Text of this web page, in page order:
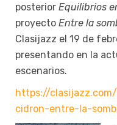
posterior Equilibrios
proyecto Entre la
Clasijazz el 19 de
presentando en la
escenarios.
https://
cidron-entre-la-